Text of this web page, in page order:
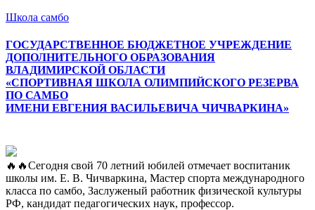
Школа самбо
ГОСУДАРСТВЕННОЕ БЮДЖЕТНОЕ УЧРЕЖДЕНИЕ
ДОПОЛНИТЕЛЬНОГО ОБРАЗОВАНИЯ
ВЛАДИМИРСКОЙ ОБЛАСТИ
«СПОРТИВНАЯ ШКОЛА ОЛИМПИЙСКОГО РЕЗЕРВА
ПО САМБО
ИМЕНИ ЕВГЕНИЯ ВАСИЛЬЕВИЧА ЧИЧВАРКИНА»
🔥🔥Сегодня свой 70 летний юбилей отмечает воспитаник
школы им. Е. В. Чичваркина, Мастер спорта международного
класса по самбо, Заслуженый работник физической культуры
РФ, кандидат педагогических наук, профессор.